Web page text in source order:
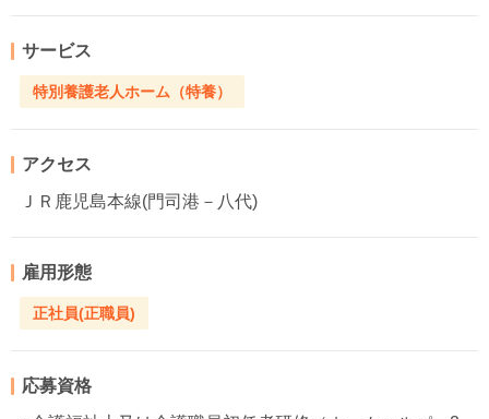
サービス
特別養護老人ホーム（特養）
アクセス
ＪＲ鹿児島本線(門司港－八代)
雇用形態
正社員(正職員)
応募資格